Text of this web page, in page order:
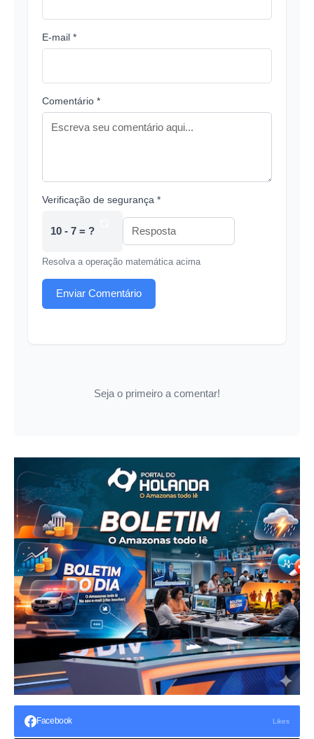
E-mail *
Comentário *
Verificação de segurança *
10 - 7 = ?
Resolva a operação matemática acima
Enviar Comentário
Seja o primeiro a comentar!
Facebook Likes